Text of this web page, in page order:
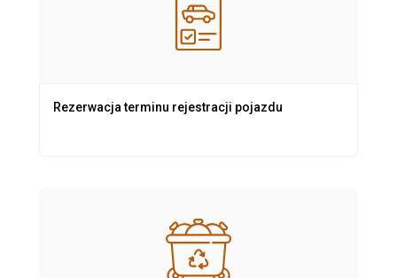
Rezerwacja terminu rejestracji pojazdu